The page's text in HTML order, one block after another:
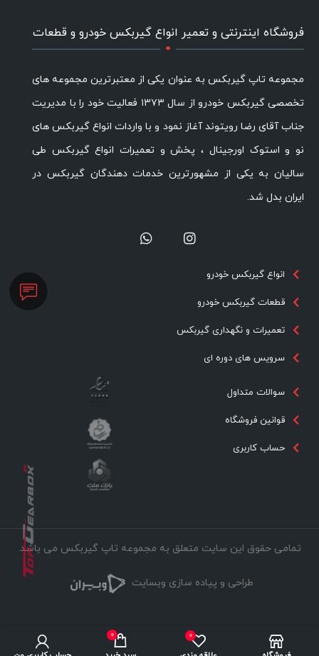
فروشگاه اینترنتی و تعمیر انواع گیربکس خودرو و قطعات
.
مجموعه تاپ گیربکس به عنوان یکی از معتبرترین مجموعه های
تخصصی گیربکس خودرو از سال ۱۳۷۳ فعالیت خود را با مدیریت
جناب آقای رضا رویتوند آغاز نمود و با واردات انواع گیربکس های
نو و استوک اورجینال ، پخش و تعمیرات انواع گیربکس طی
سالیان به یکی از مشهورترین خدمات دهندگان گیربکس در
ایران بدل شد.
انواع گیربکس خودرو
قطعات گیربکس خودرو
تعمیرات و نگهداری گیربکس
سرویس های دوره ای
سوالات متداول
قوانین فروشگاه
حساب کاربری
تمامی حقوق این سایت متعلق به مجموعه تاپ گیربکس می باشد.
طراحی و پیاده سازی وبسایت
0
0